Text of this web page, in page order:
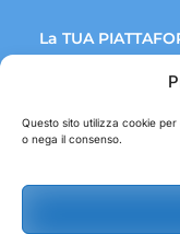
Questo sito utilizza cookie
o nega il consenso.
La TUA
Link rapidi: